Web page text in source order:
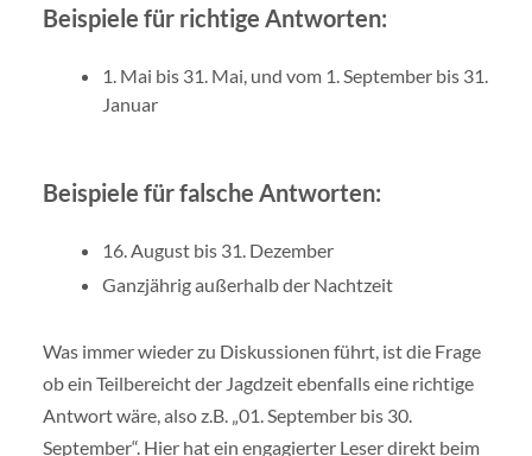
Beispiele für richtige Antworten:
1. Mai bis 31. Mai, und vom 1. September bis 31.
Januar
Beispiele für falsche Antworten:
16. August bis 31. Dezember
Ganzjährig außerhalb der Nachtzeit
Was immer wieder zu Diskussionen führt, ist die Frage
ob ein Teilbereicht der Jagdzeit ebenfalls eine richtige
Antwort wäre, also z.B. „01. September bis 30.
September“. Hier hat ein engagierter Leser direkt beim